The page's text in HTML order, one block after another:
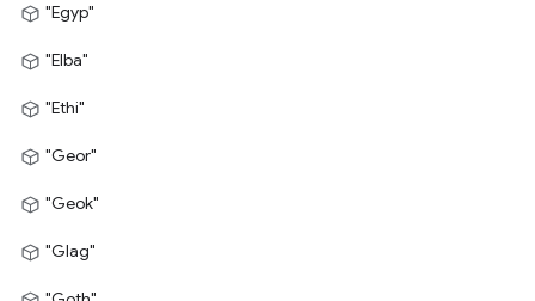
"Egyp"
"Elba"
"Ethi"
"Geor"
"Geok"
"Glag"